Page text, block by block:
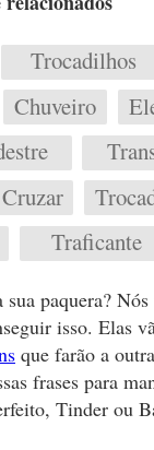
Trocadilhos
Chuveiro
Cruzar
Traficante
paquera?
isso. Elas
que farão a
frases para
Tinder ou